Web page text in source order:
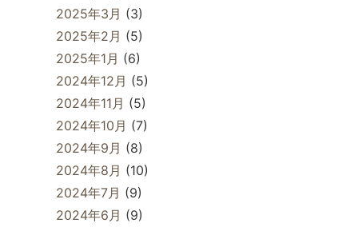
2025年3月 (3)
2025年2月 (5)
2025年1月 (6)
2024年12月 (5)
2024年11月 (5)
2024年10月 (7)
2024年9月 (8)
2024年8月 (10)
2024年7月 (9)
2024年6月 (9)